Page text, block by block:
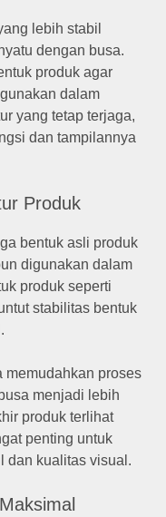
lebih stabil
dengan busa.
produk agar
dalam
yang tetap terjaga,
dan tampilannya
Produk
bentuk asli produk
digunakan dalam
produk seperti
stabilitas bentuk
memudahkan proses
menjadi lebih
produk terlihat
penting untuk
dan kualitas visual.